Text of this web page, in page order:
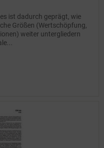
ist dadurch geprägt, wie
Größen (Wertschöpfung,
weiter untergliedern